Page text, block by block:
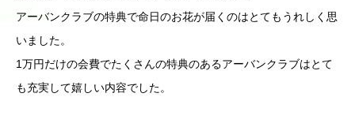
アーバンクラブの特典で命日のお花が届くのはとてもうれしく思
いました。
1万円だけの会費でたくさんの特典のあるアーバンクラブはとて
も充実して嬉しい内容でした。